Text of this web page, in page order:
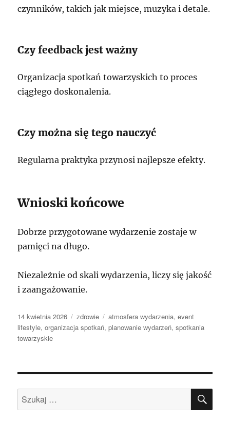
czynników, takich jak miejsce, muzyka i detale.
Czy feedback jest ważny
Organizacja spotkań towarzyskich to proces
ciągłego doskonalenia.
Czy można się tego nauczyć
Regularna praktyka przynosi najlepsze efekty.
Wnioski końcowe
Dobrze przygotowane wydarzenie zostaje w
pamięci na długo.
Niezależnie od skali wydarzenia, liczy się jakość
i zaangażowanie.
Data
publikacji
14 kwietnia 2026 Kategorie
zdrowie Tagi
atmosfera wydarzenia,event
lifestyle,organizacja spotkań,planowanie wydarzeń,spotkania
towarzyskie
Szukaj: